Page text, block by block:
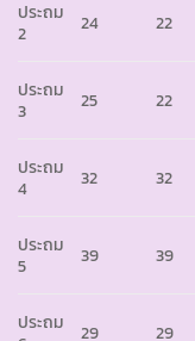
ประถม
2
24 22
ประถม
3
25 22
ประถม
4
32 32
ประถม
5
39 39
ประถม
29 29